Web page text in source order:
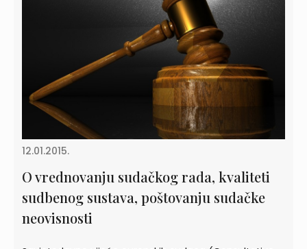
12.01.2015.
O vrednovanju sudačkog rada, kvaliteti
sudbenog sustava, poštovanju sudačke
neovisnosti